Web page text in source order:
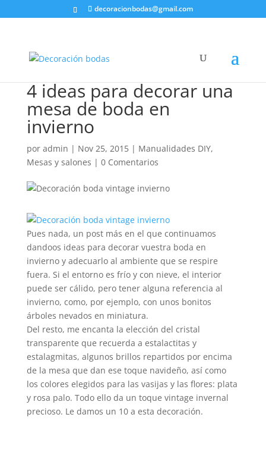
decoracionbodas@gmail.com
4 ideas para decorar una
mesa de boda en
invierno
por admin | Nov 25, 2015| Manualidades DIY,
Mesas y salones | 0 Comentarios
Pues nada, un post más en el que continuamos
dandoos ideas para decorar vuestra boda en
invierno y adecuarlo al ambiente que se respire
fuera. Si el entorno es frío y con nieve, el interior
puede ser cálido, pero tener alguna referencia al
invierno, como, por ejemplo, con unos bonitos
árboles nevados en miniatura.
Del resto, me encanta la elección del cristal
transparente que recuerda a estalactitas y
estalagmitas, algunos brillos repartidos por encima
de la mesa que dan ese toque navideño, así como
los colores elegidos para las vasijas y las flores: plata
y rosa palo. Todo ello da un toque vintage invernal
precioso. Le damos un 10 a esta decoración.